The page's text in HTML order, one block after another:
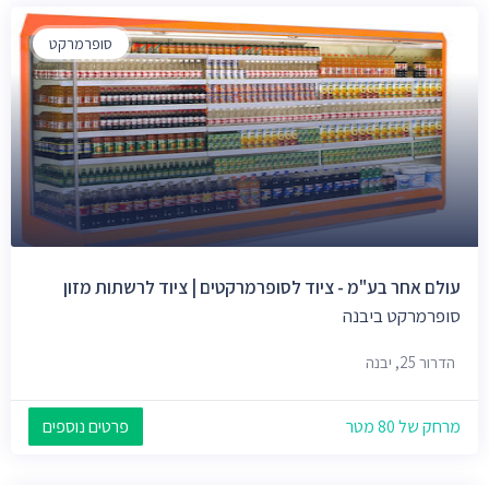
סופרמרקט
עולם אחר בע"מ - ציוד לסופרמרקטים | ציוד לרשתות מזון
סופרמרקט ביבנה
הדרור 25, יבנה
מרחק של 80 מטר פרטים נוספים